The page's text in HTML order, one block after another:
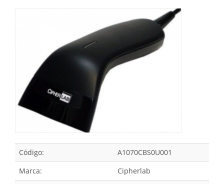
Código:
A1070CBS0U001
Marca:
Cipherlab